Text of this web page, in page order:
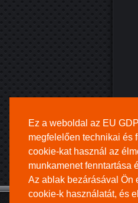
Ez a weboldal az EU
megfelelően technikai és
cookie-kat használ az
munkamenet fenntartása
Az ablak bezárásával Ön
cookie-k használatát, és